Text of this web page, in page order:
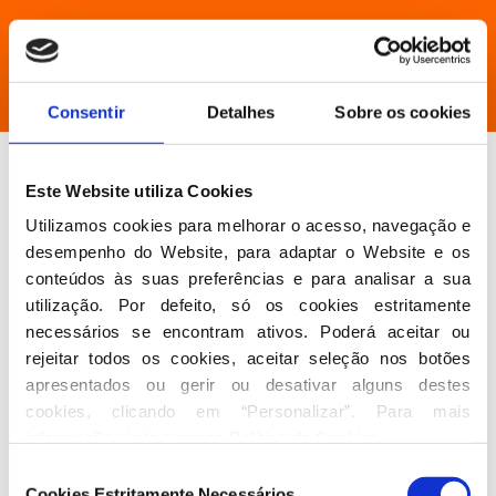
Consentir Detalhes Sobre os cookies
Este Website utiliza Cookies
Utilizamos cookies para melhorar o acesso, navegação e
desempenho do Website, para adaptar o Website e os
conteúdos às suas preferências e para analisar a sua
utilização. Por defeito, só os cookies estritamente
necessários se encontram ativos. Poderá aceitar ou
rejeitar todos os cookies, aceitar seleção nos botões
apresentados ou gerir ou desativar alguns destes
cookies, clicando em “Personalizar”. Para mais
15 de outubro de 2022
PSD orcamentodoestado2023
governacaoportugal